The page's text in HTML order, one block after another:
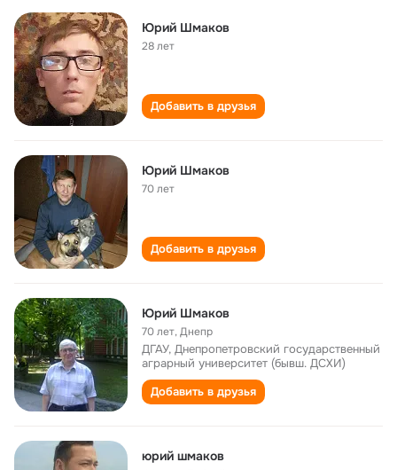
Юрий Шмаков
28 лет
Добавить в друзья
Юрий Шмаков
70 лет
Добавить в друзья
Юрий Шмаков
70 лет,Днепр
ДГАУ, Днепропетровский государственный
аграрный университет (бывш. ДСХИ)
Добавить в друзья
юрий шмаков